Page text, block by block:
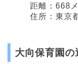
距離：668
住所：東京
大向保育園